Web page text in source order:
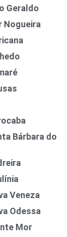
Geraldo
Nogueira
Bárbara do
Veneza
Odessa
Mor